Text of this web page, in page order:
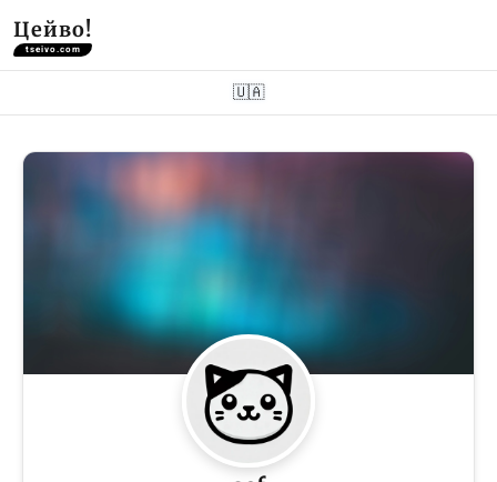
Цейво!
tseivo.com
🇺🇦